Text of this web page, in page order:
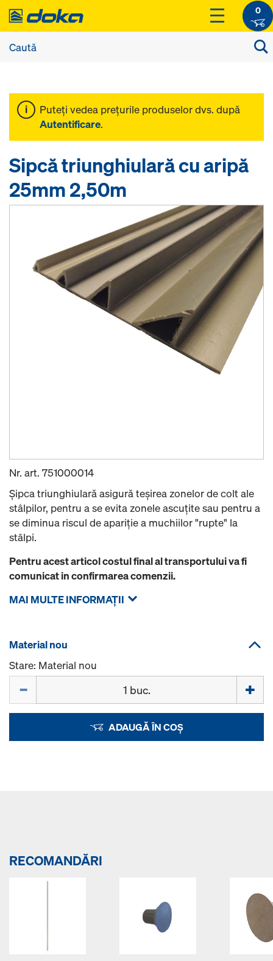
0
Puteţi vedea preţurile produselor dvs. după
Autentificare.
Sipcă triunghiulară cu aripă
25mm 2,50m
Nr. art. 751000014
Șipca triunghiulară asigură teșirea zonelor de colt ale
stâlpilor, pentru a se evita zonele ascuțite sau pentru a
se diminua riscul de apariție a muchiilor "rupte" la
stâlpi.
Pentru acest articol costul final al transportului va fi
comunicat in confirmarea comenzii.
MAI MULTE INFORMAŢII
Material nou
Stare: Material nou
ADAUGĂ ÎN COȘ
RECOMANDĂRI